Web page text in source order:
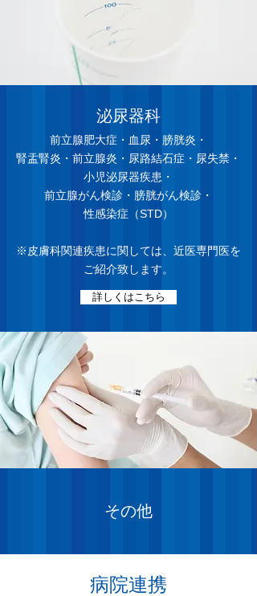
内科
内科一般・生活習慣病（高血圧・高脂血症・
高尿酸血症など）・腎臓内科 など
泌尿器科
前立腺肥大症・血尿・膀胱炎・
腎盂腎炎・前立腺炎・尿路結石症・尿失禁・
小児泌尿器疾患・
前立腺がん検診・膀胱がん検診・
性感染症（STD）
※皮膚科関連疾患に関しては、近医専門医を
ご紹介致します。
詳しくはこちら
その他
病院連携